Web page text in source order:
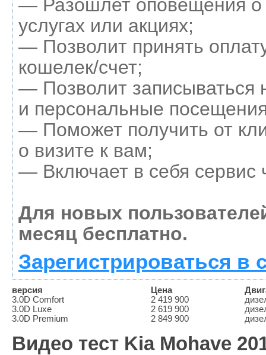
— Разошлет оповещения о
услугах или акциях;
— Позволит принять
кошелек/счет;
— Позволит записываться
и персональные
— Поможет получить от
о визите к вам;
— Включает в себя сервис
Для новых
месяц бесплатно.
Зарегистрироваться в
версия Цена
3.0D Comfort
2 419 900
3.0D Luxe
2 619 900
3.0D Premium
2 849 900
Видео тест Kia Mohave